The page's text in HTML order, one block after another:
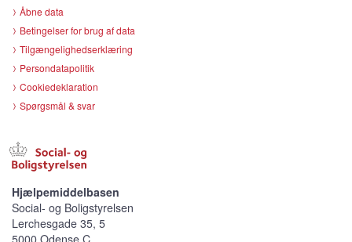
Åbne data
Betingelser for brug af data
Tilgængelighedserklæring
Persondatapolitik
Cookiedeklaration
Spørgsmål & svar
Hjælpemiddelbasen
Social- og Boligstyrelsen
Lerchesgade 35, 5